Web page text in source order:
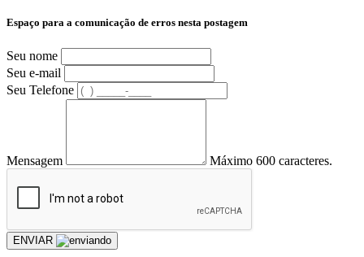
Espaço para a comunicação de erros nesta postagem
Seu nome
Seu e-mail
Seu Telefone
Mensagem Máximo 600 caracteres.
ENVIAR